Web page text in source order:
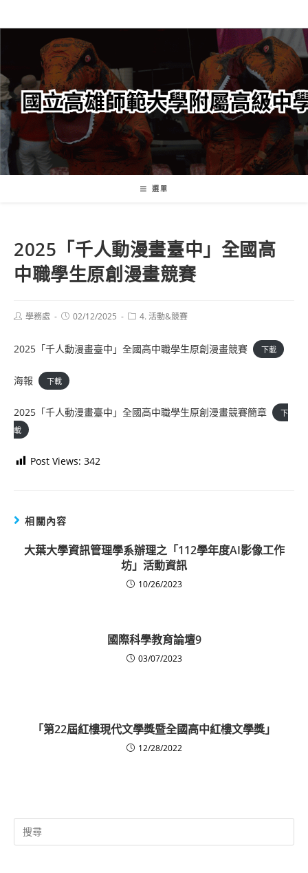
轉
要
內
容
選單
2025「千人動漫畫臺中」全國高
中職學生原創漫畫競賽
Post學務處
Post02/12/2025
Post4. 活動&競賽
2025「千人動漫畫臺中」全國高中職學生原創漫畫競賽 下載
海報 下載
2025「千人動漫畫臺中」全國高中職學生原創漫畫競賽簡章
下
載
Post Views: 342
相關內容
大葉大學資訊管理學系辦理之「112學年度AI影像工作
坊」活動資訊
10/26/2023
國際科學教育論壇9
03/07/2023
「第22屆紅樓現代文學獎暨全國高中紅樓文學獎」
12/28/2022
Search
for: